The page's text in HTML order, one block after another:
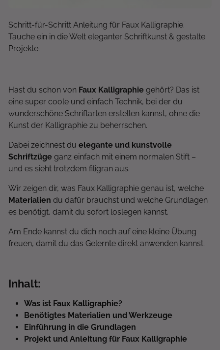
Schritt-für-Schritt Anleitung für Faux Kalligraphie.
Tauche ein in die Welt eleganter Schriftkunst & gestalte
Projekte.
Hast du schon von Faux Kalligraphie gehört? Das ist
eine super coole und einfach Technik, bei der du
wunderschöne Schriftarten erstellen kannst, ohne die
Kunst der Kalligraphie zu beherrschen.
Dabei zeichnest du elegante und kunstvolle
Schriftzüge ganz einfach mit einem normalen Stift –
und es sieht trotzdem filigran aus.
Wir zeigen dir, was Faux Kalligraphie genau ist, welche
Materialien du dafür brauchst und welche Grundlagen
es benötigt, damit du sofort loslegen kannst.
Am Ende kannst du dich noch auf eine kleine Übung
freuen, damit du das Gelernte direkt anwenden kannst.
Inhalt:
Was ist Faux Kalligraphie?
Benötigtes Materialien und Werkzeuge
Einführung in die Grundlagen
Projekt und Anleitung für Faux Kalligraphie